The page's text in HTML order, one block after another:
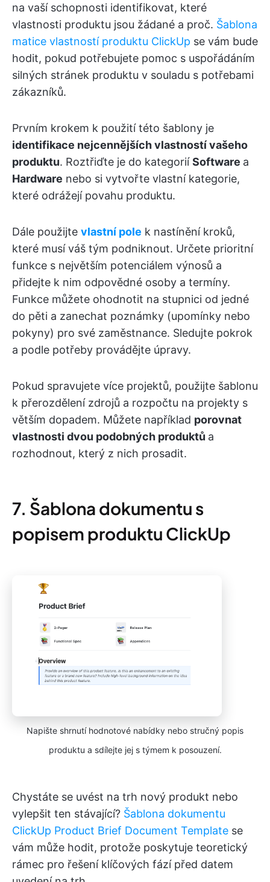
na vaší schopnosti identifikovat, které
vlastnosti produktu jsou žádané a proč. Šablona
matice vlastností produktu ClickUp se vám bude
hodit, pokud potřebujete pomoc s uspořádáním
silných stránek produktu v souladu s potřebami
zákazníků.
Prvním krokem k použití této šablony je
identifikace nejcennějších vlastností vašeho
produktu. Roztřiďte je do kategoriíSoftware a
Hardware nebo si vytvořte vlastní kategorie,
které odrážejí povahu produktu.
Dále použijte vlastní pole k nastínění kroků,
které musí váš tým podniknout. Určete prioritní
funkce s největším potenciálem výnosů a
přidejte k nim odpovědné osoby a termíny.
Funkce můžete ohodnotit na stupnici od jedné
do pěti a zanechat poznámky (upomínky nebo
pokyny) pro své zaměstnance. Sledujte pokrok
a podle potřeby provádějte úpravy.
Pokud spravujete více projektů, použijte šablonu
k přerozdělení zdrojů a rozpočtu na projekty s
větším dopadem. Můžete například porovnat
vlastnosti dvou podobných produktů a
rozhodnout, který z nich prosadit.
7. Šablona dokumentu s
popisem produktu ClickUp
Napište shrnutí hodnotové nabídky nebo stručný popis
produktu a sdílejte jej s týmem k posouzení.
Chystáte se uvést na trh nový produkt nebo
vylepšit ten stávající? Šablona dokumentu
ClickUp Product Brief Document Template se
vám může hodit, protože poskytuje teoretický
rámec pro řešení klíčových fází před datem